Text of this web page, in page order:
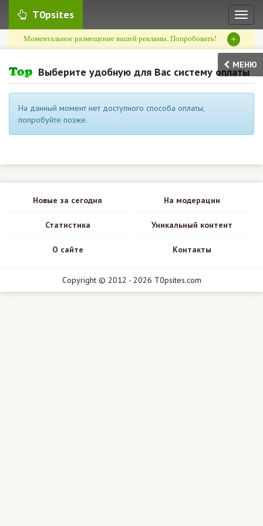
T0psites
Моментальное размещение вашей рекламы. Попробовать! +
МЕНЮ
Выберите удобную для Вас систему оплаты
На данный момент нет доступного способа оплаты,
попробуйте позже.
Новые за сегодня На модерации
Статистика Уникальный контент
О сайте Контакты
Copyright © 2012 - 2026 T0psites.com